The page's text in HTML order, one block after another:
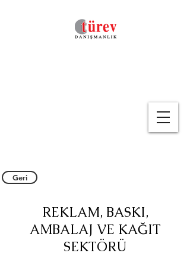
Geri
REKLAM, BASKI,
AMBALAJ VE KAĞIT
SEKTÖRÜ